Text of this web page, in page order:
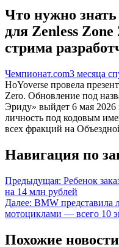
Что нужно
для Zenless
стрима
Чемпионат.com3 месяца
HoYoverse провела
Zero. Обновление под
Эриду» выйдет 6 мая 2026
личность под кодовым
всех фракций на
Навигация по
Предыдущая: Ребенок
на 14 млн рублей
Далее: BMW представила
мотоциклами — всего 10
Похожие новости